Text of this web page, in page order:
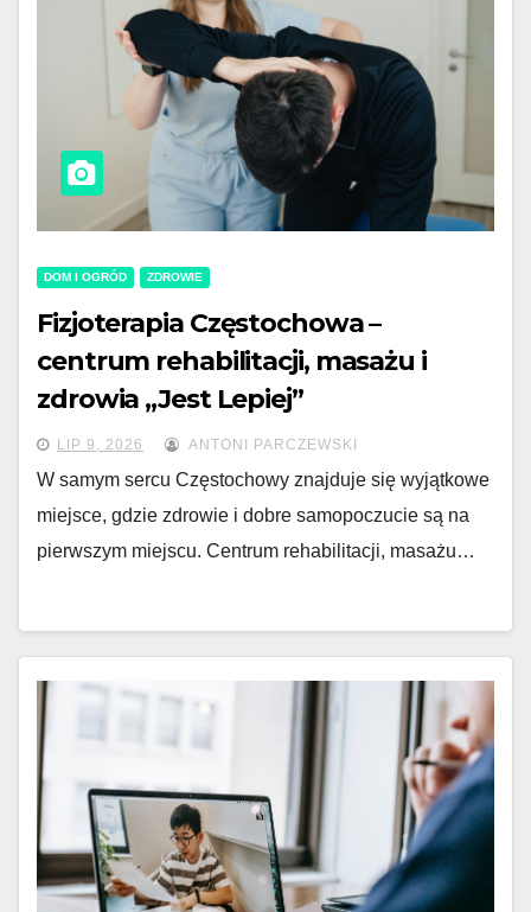
DOM I OGRÓD ZDROWIE
Fizjoterapia Częstochowa –
centrum rehabilitacji, masażu i
zdrowia „Jest Lepiej”
LIP 9, 2026 ANTONI PARCZEWSKI
W samym sercu Częstochowy znajduje się wyjątkowe
miejsce, gdzie zdrowie i dobre samopoczucie są na
pierwszym miejscu. Centrum rehabilitacji, masażu…